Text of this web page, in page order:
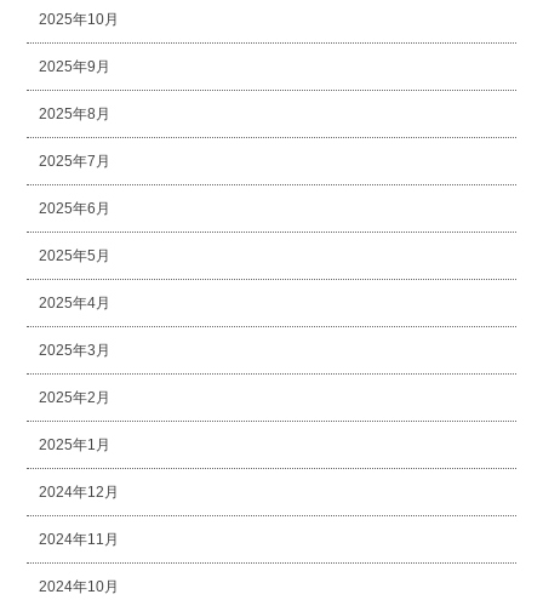
2025年10月
2025年9月
2025年8月
2025年7月
2025年6月
2025年5月
2025年4月
2025年3月
2025年2月
2025年1月
2024年12月
2024年11月
2024年10月